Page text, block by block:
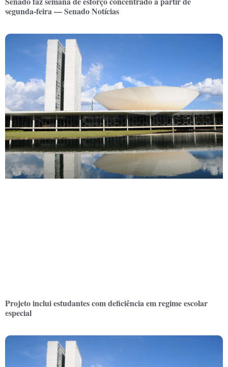
segunda-feira — Senado Notícias
Projeto inclui estudantes com deficiência em regime escolar
especial